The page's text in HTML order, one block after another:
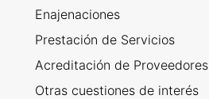
Enajenaciones
Prestación de Servicios
Acreditación de Proveedores
Otras cuestiones de interés